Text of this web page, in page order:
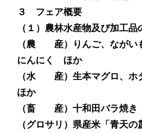
３ フェア概要
（１）農林水産物及び加工品
（農 産）りんご、ながい
にんにく ほか
（水 産）生本マグロ、ホ
ほか
（畜 産）十和田バラ焼
（グロサリ）県産米「青天の